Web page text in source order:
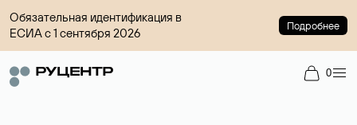
Обязательная идентификация в
ЕСИА с 1 сентября 2026
Подробнее
0